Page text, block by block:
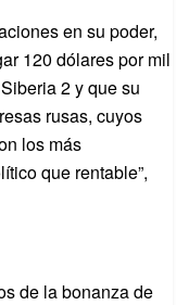
en su poder,
120 dólares por mil
2 y que su
rusas, cuyos
los más
que rentable”,
de la bonanza de